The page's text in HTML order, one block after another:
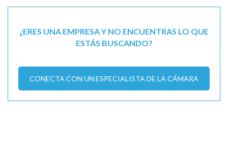
¿ERES UNA EMPRESA Y NO ENCUENTRAS LO QUE
ESTÁS BUSCANDO?
CONECTA CON UN ESPECIALISTA DE LA CÁMARA